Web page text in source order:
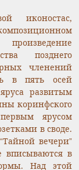
иконостас,
позднего
членений
в пять осей
развитым
коринфского
ярусом
в своде.
вечери”
вписываются в
Над этой